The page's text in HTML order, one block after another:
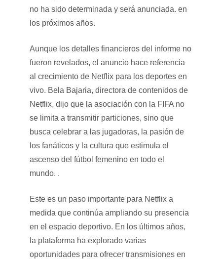
no ha sido determinada y será anunciada. en
los próximos años.
Aunque los detalles financieros del informe no
fueron revelados, el anuncio hace referencia
al crecimiento de Netflix para los deportes en
vivo. Bela Bajaria, directora de contenidos de
Netflix, dijo que la asociación con la FIFA no
se limita a transmitir particiones, sino que
busca celebrar a las jugadoras, la pasión de
los fanáticos y la cultura que estimula el
ascenso del fútbol femenino en todo el
mundo. .
Este es un paso importante para Netflix a
medida que continúa ampliando su presencia
en el espacio deportivo. En los últimos años,
la plataforma ha explorado varias
oportunidades para ofrecer transmisiones en